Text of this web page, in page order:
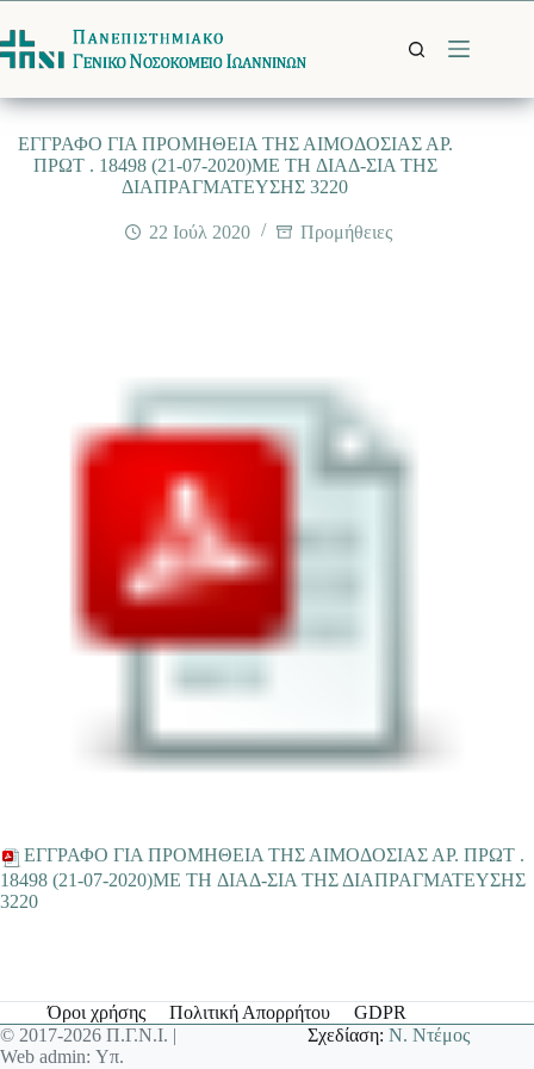
στο
περιεχόμενο
EΓΓΡΑΦΟ ΓΙΑ ΠΡΟΜΗΘΕΙΑ ΤΗΣ ΑΙΜΟΔΟΣΙΑΣ ΑΡ.
ΠΡΩΤ . 18498 (21-07-2020)ME TH ΔΙΑΔ-ΣΙΑ ΤΗΣ
ΔΙΑΠΡΑΓΜΑΤΕΥΣΗΣ 3220
22 Ιούλ 2020 Προμήθειες
EΓΓΡΑΦΟ ΓΙΑ ΠΡΟΜΗΘΕΙΑ ΤΗΣ ΑΙΜΟΔΟΣΙΑΣ ΑΡ. ΠΡΩΤ .
18498 (21-07-2020)ME TH ΔΙΑΔ-ΣΙΑ ΤΗΣ ΔΙΑΠΡΑΓΜΑΤΕΥΣΗΣ
3220
Όροι χρήσης Πολιτική Απορρήτου
GDPR
© 2017-2026 Π.Γ.Ν.Ι. |
Web admin: Υπ.
Σχεδίαση:Ν. Ντέμος